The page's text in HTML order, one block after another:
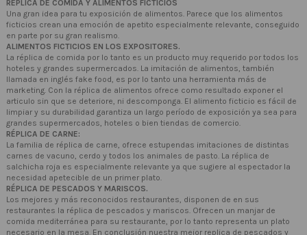
RÉPLICA DE COMIDA Y ALIMENTOS FICTICIOS
Una gran idea para tu exposición de alimentos. Parece que los alimentos
ficticios crean una emoción de apetito especialmente relevante, conseguido
en parte por su gran realismo.
ALIMENTOS FICTICIOS EN LOS EXPOSITORES.
La réplica de comida por lo tanto es un producto muy requerido por todos los
hoteles y grandes supermercados. La imitación de alimentos, también
llamada en inglés fake food, es por lo tanto una herramienta más de
marketing. Con la réplica de alimentos ofrece como resultado exponer el
articulo sin que se deteriore, ni descomponga. El alimento ficticio es fácil de
limpiar y su durabilidad garantiza un largo período de exposición ya sea para
grandes supermercados, hoteles o bien tiendas de comercio.
RÉPLICA DE CARNE:
La familia de réplica de carne, ofrece estupendas imitaciones de distintas
carnes de vacuno, cerdo y todos los animales de pasto. La réplica de
salchicha roja es especialmente relevante ya que sugiere al espectador la
necesidad apetecible de un primer plato.
RÉPLICA DE PESCADOS Y MARISCOS.
Los mejores y más reconocidos restaurantes, disponen de en sus
restaurantes la réplica de pescados y mariscos. Ofrecen un manjar de
comida mediterránea para su restaurante, por lo tanto representa un plato
necesario en la mesa. En conclusión nuestra mejor replica de pescados y